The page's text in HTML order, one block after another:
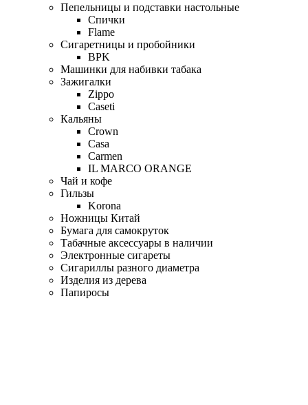
Пепельницы и подставки настольные
Спички
Flame
Сигаретницы и пробойники
BPK
Машинки для набивки табака
Зажигалки
Zippo
Caseti
Кальяны
Crown
Casa
Carmen
IL MARCO ORANGE
Чай и кофе
Гильзы
Korona
Ножницы Китай
Бумага для самокруток
Табачные аксессуары в наличии
Электронные сигареты
Сигариллы разного диаметра
Изделия из дерева
Папиросы